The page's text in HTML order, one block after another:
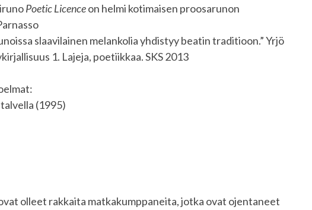
Poetic Licenceon helmi kotimaisen proosarunon
slaavilainen melankolia yhdistyy beatin traditioon.” Yrjö
1. Lajeja, poetiikkaa. SKS 2013
(1995)
olleet rakkaita matkakumppaneita, jotka ovat ojentaneet